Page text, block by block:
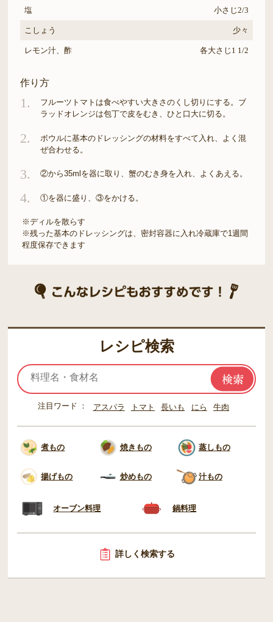
塩 小さじ2/3
こしょう 少々
レモン汁、酢 各大さじ1 1/2
作り方
1.
フルーツトマトは食べやすい大きさのくし切りにする。ブ
ラッドオレンジは包丁で皮をむき、ひと口大に切る。
2.
ボウルに基本のドレッシングの材料をすべて入れ、よく混
ぜ合わせる。
3. ②から35mlを器に取り、蟹のむき身を入れ、よくあえる。
4. ①を器に盛り、③をかける。
※ディルを散らす
※残った基本のドレッシングは、密封容器に入れ冷蔵庫で1週間
程度保存できます
レシピ検索
注目ワード アスパラ トマト 長いも にら 牛肉
煮もの 焼きもの 蒸しもの
揚げもの 炒めもの 汁もの
オーブン料理 鍋料理
詳しく検索する